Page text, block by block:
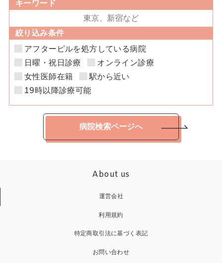
キーワード
絞り込み条件
アフターピルを処方している病院
日曜・祝日診療
オンライン診療
女性医師在籍
駅から近い
19時以降診療可能
病院検索ページへ
About us
運営会社
利用規約
特定商取引法に基づく表記
お問い合わせ